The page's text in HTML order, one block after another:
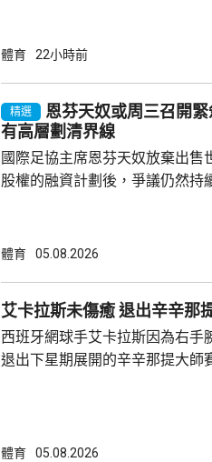
養。經過綜合評估，確定無緣本
態。祝願國家隊在賽事中取得好
痊愈之後，再次踏上賽場。 李盈瑩4月跟隨國
家女排訓練，亦列入中國女排30
體育 22小時前
精選
恩芬天奴或周三召開
有高層劃清界線
國際足協主席恩芬天奴放棄出售
股權的融資計劃後，爭議仍然持
尋求解決方案。 在會前再有國際足協高層與恩
劃，他都是透過傳媒報道才得知
劃絕對有必要，亦母庸置疑，堅
國際足協能以承諾、透明及誠信
體育 05.08.2026
艾卡拉斯未傷癒 退出辛
西班牙網球手艾卡拉斯因為右手
退出下星期展開的辛辛那提大師
賽後，一直養傷未再參賽，缺席
體育 05.08.2026